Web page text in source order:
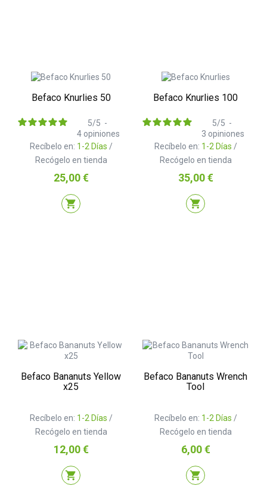
Befaco Knurlies 50
Recíbelo en: 1-2 Días /
Recógelo en tienda
5/5 -
4 opiniones
Precio
25,00 €
shopping_cart
Befaco Knurlies 100
Recíbelo en: 1-2 Días /
Recógelo en tienda
5/5 -
3 opiniones
Precio
35,00 €
shopping_cart
Befaco Bananuts Yellow
x25
Recíbelo en: 1-2 Días /
Recógelo en tienda
Precio
12,00 €
shopping_cart
Befaco Bananuts Wrench
Tool
Recíbelo en: 1-2 Días /
Recógelo en tienda
Precio
6,00 €
shopping_cart